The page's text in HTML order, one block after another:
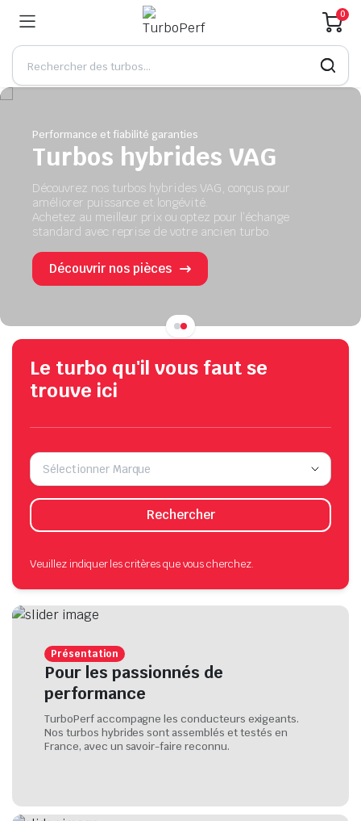
0
Performance et fiabilité garanties
Turbos hybrides VAG
Découvrez nos turbos hybrides VAG, conçus pour
améliorer puissance et longévité.
Achetez au meilleur prix ou optez pour l’échange
standard avec reprise de votre ancien turbo.
Découvrir nos pièces
Le turbo qu'il vous faut se
trouve ici
Sélectionner Marque
Rechercher
Veuillez indiquer les critères que vous cherchez.
Présentation
Pour les passionnés de
performance
TurboPerf accompagne les conducteurs exigeants.
Nos turbos hybrides sont assemblés et testés en
France, avec un savoir-faire reconnu.